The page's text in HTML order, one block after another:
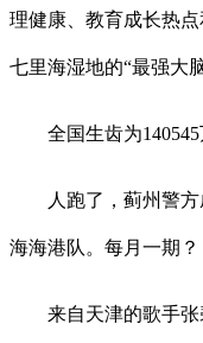
理健康、教育成长热
七里海湿地的“最强大
全国生齿为140545
人跑了，蓟州警方成
海海港队。每月一期？
来自天津的歌手张碧